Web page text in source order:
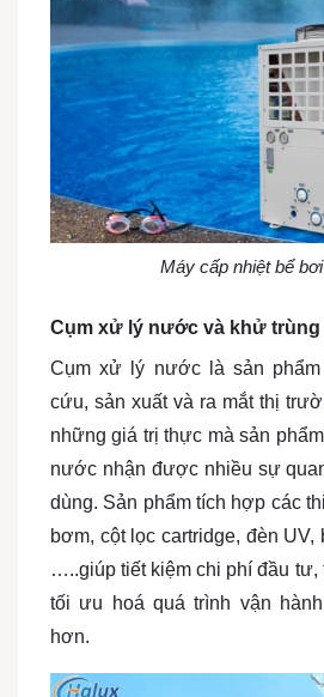
Máy cấp nhiệt bể
Cụm xử lý nước và khử trùng
Cụm xử lý nước là sản
cứu, sản xuất và ra mắt thị
những giá trị thực mà sản
nước nhận được nhiều sự
dùng. Sản phẩm tích hợp các
bơm, cột lọc cartridge, đèn UV,
…..giúp tiết kiệm chi phí đầu tư,
tối ưu hoá quá trình vận
hơn.